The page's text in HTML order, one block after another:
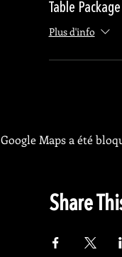
Table
Plus d'info
Google Maps a été
Share